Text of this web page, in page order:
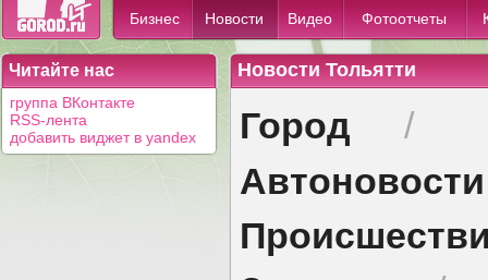
Бизнес Новости Видео Фотоотчеты
Читайте нас
группа ВКонтакте
RSS-лента
добавить виджет в yandex
Новости Тольятти
Город /
Автоновости